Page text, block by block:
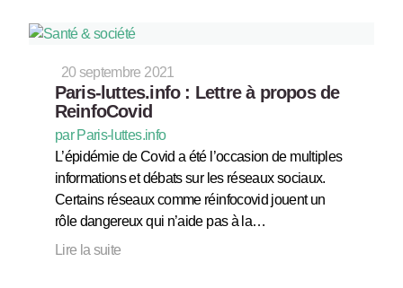
20 septembre 2021
Paris-luttes.info : Lettre à propos de
ReinfoCovid
par Paris-luttes.info
L’épidémie de Covid a été l’occasion de multiples
informations et débats sur les réseaux sociaux.
Certains réseaux comme réinfocovid jouent un
rôle dangereux qui n’aide pas à la…
Lire la suite